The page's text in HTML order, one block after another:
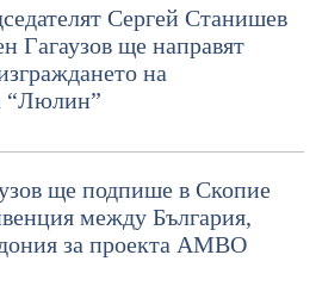
Сергей Станишев
Гагаузов ще направят
на
“Люлин”
ще подпише в Скопие
между България,
за проекта AMBO